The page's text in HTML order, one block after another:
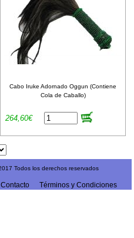
Cabo Iruke Adornado Oggun (Contiene
Cola de Caballo)
264,60€
Todos los derechos reservados
Contacto Términos y Condiciones